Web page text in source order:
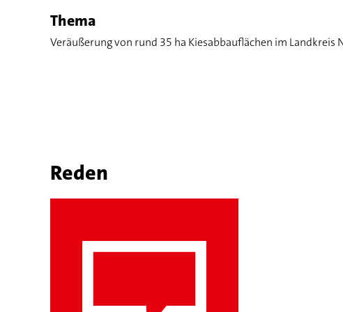
Thema
Veräußerung von rund 35 ha Kiesabbauflächen im Landkreis
Reden